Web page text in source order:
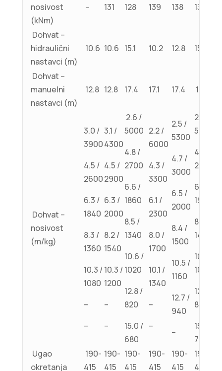
nosivost
(kNm)
– 131 128 139 138 132
Dohvat –
hidraulični
nastavci (m)
10.6 10.6 15.1 10.2 12.8 15.1
Dohvat –
manuelni
nastavci (m)
12.8 12.8 17.4 17.1 17.4 17.4
Dohvat –
nosivost
(m/kg)
3.0 /
3900
4.5 /
2600
6.3 /
1840
8.3 /
1360
10.3 /
1080
–
–
3.1 /
4300
4.5 /
2900
6.3 /
2000
8.2 /
1540
10.3 /
1200
–
–
2.6 /
5000
4.8 /
2700
6.6 /
1860
8.5 /
1340
10.6 /
1020
12.8 /
820
15.0 /
680
2.2 /
6000
4.3 /
3300
6.1 /
2300
8.0 /
1700
10.1 /
1340
–
–
2.5 /
5300
4.7 /
3000
6.5 /
2000
8.4 /
1500
10.5 /
1160
12.7 /
940
–
2.6 /
5000
4.8 /
2800
6.6 /
1920
8.5 /
1400
10.6 /
1060
12.8 /
860
15.0 /
720
Ugao
okretanja
190-
415
190-
415
190-
415
190-
415
190-
415
190-
415